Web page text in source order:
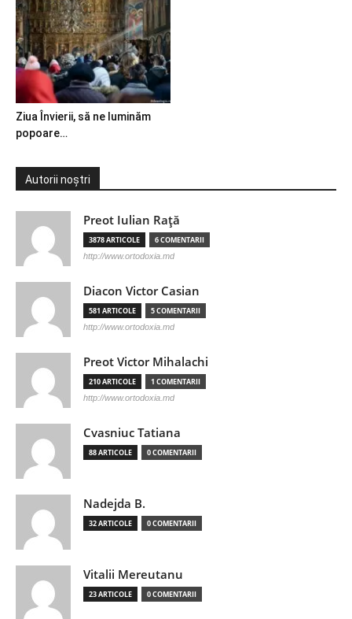
Ziua Învierii, să ne luminăm
popoare…
Autorii noștri
Preot Iulian Raţă
3878 ARTICOLE 6 COMENTARII
http://www.ortodoxia.md
Diacon Victor Casian
581 ARTICOLE 5 COMENTARII
http://www.ortodoxia.md
Preot Victor Mihalachi
210 ARTICOLE 1 COMENTARII
http://www.ortodoxia.md
Cvasniuc Tatiana
88 ARTICOLE 0 COMENTARII
Nadejda B.
32 ARTICOLE 0 COMENTARII
Vitalii Mereutanu
23 ARTICOLE 0 COMENTARII